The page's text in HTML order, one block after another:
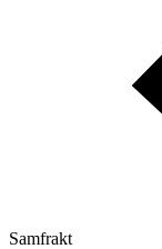
Samfrakt